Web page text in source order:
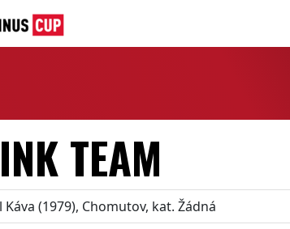
TEAM
Káva (1979), Chomutov, kat. Žádná